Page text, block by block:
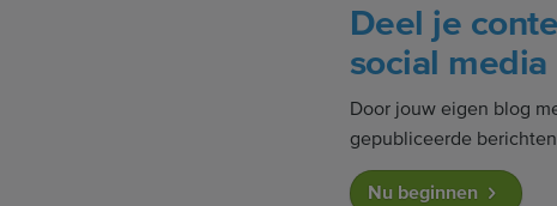
Deel je
social media
Door jouw eigen blog
gepubliceerde
Nu beginnen